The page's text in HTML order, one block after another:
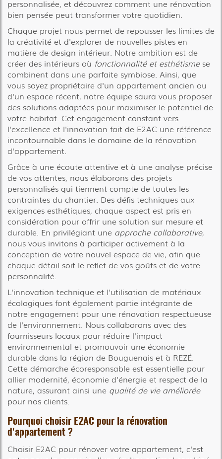
personnalisée, et découvrez comment une rénovation
bien pensée peut transformer votre quotidien.
Chaque projet nous permet de repousser les limites de
la créativité et d'explorer de nouvelles pistes en
matière de design intérieur. Notre ambition est de
créer des intérieurs où fonctionnalité et esthétismese
combinent dans une parfaite symbiose. Ainsi, que
vous soyez propriétaire d'un appartement ancien ou
d'un espace récent, notre équipe saura vous proposer
des solutions adaptées pour maximiser le potentiel de
votre habitat. Cet engagement constant vers
l'excellence et l'innovation fait de E2AC une référence
incontournable dans le domaine de la rénovation
d'appartement.
Grâce à une écoute attentive et à une analyse précise
de vos attentes, nous élaborons des projets
personnalisés qui tiennent compte de toutes les
contraintes du chantier. Des défis techniques aux
exigences esthétiques, chaque aspect est pris en
considération pour offrir une solution sur mesure et
durable. En privilégiant une approche collaborative,
nous vous invitons à participer activement à la
conception de votre nouvel espace de vie, afin que
chaque détail soit le reflet de vos goûts et de votre
personnalité.
L'innovation technique et l'utilisation de matériaux
écologiques font également partie intégrante de
notre engagement pour une rénovation respectueuse
de l'environnement. Nous collaborons avec des
fournisseurs locaux pour réduire l'impact
environnemental et promouvoir une économie
durable dans la région de Bouguenais et à REZÉ.
Cette démarche écoresponsable est essentielle pour
allier modernité, économie d'énergie et respect de la
nature, assurant ainsi une qualité de vie améliorée
pour nos clients.
Pourquoi choisir E2AC pour la rénovation
d'appartement ?
Choisir E2AC pour rénover votre appartement, c'est